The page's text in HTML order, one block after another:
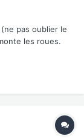
pas oublier le
les roues.